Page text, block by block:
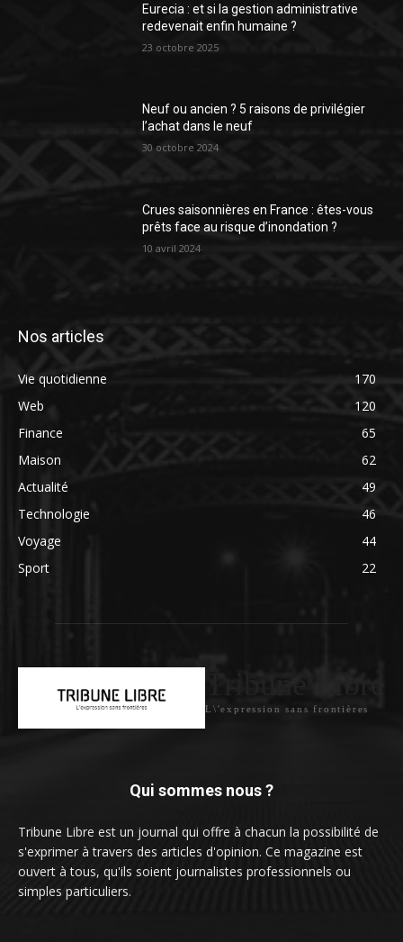
Eurecia : et si la gestion administrative
redevenait enfin humaine ?
23 octobre 2025
Neuf ou ancien ? 5 raisons de privilégier
l’achat dans le neuf
30 octobre 2024
Crues saisonnières en France : êtes-vous
prêts face au risque d’inondation ?
10 avril 2024
Nos articles
Vie quotidienne
170
Web
120
Finance
65
Maison
62
Actualité
49
Technologie
46
Voyage
44
Sport
22
Tribune Libre
L\'expression sans frontières
Qui sommes nous ?
Tribune Libre est un journal qui offre à chacun la possibilité de
s'exprimer à travers des articles d'opinion. Ce magazine est
ouvert à tous, qu'ils soient journalistes professionnels ou
simples particuliers.